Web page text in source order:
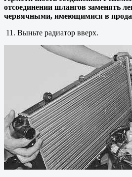
отсоединении шлангов заменять
червячными, имеющимися в
11. Выньте радиатор вверх.